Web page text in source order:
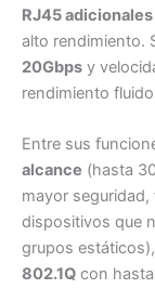
RJ45 adicionales
alto rendimiento.
20Gbps y
rendimiento
Entre sus
alcance (hasta
mayor seguridad,
dispositivos que
grupos estáticos),
802.1Q con